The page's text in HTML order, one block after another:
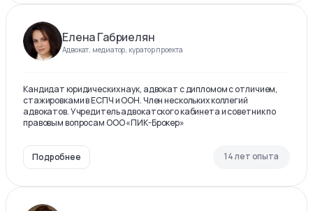
Елена Габриелян
Адвокат, медиатор, куратор проекта
Кандидат юридических наук, адвокат с дипломом с отличием,
стажировками в ЕСПЧ и ООН. Член нескольких коллегий
адвокатов. Учредитель адвокатского кабинета и советник по
правовым вопросам ООО «ПИК-Брокер»
Подробнее 14 лет опыта